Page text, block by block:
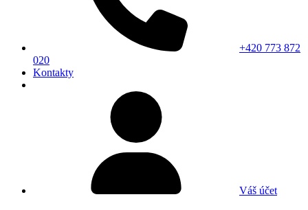
+420 773 872
020
Kontakty
Váš účet